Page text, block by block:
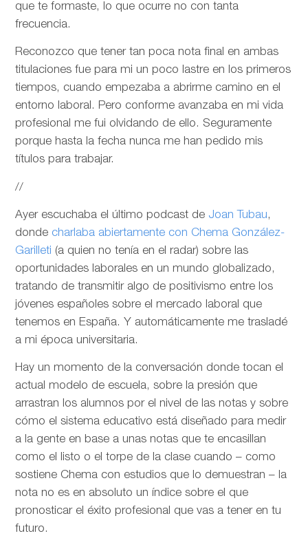
que te formaste, lo que ocurre no con tanta
frecuencia.
Reconozco que tener tan poca nota final en ambas
titulaciones fue para mi un poco lastre en los primeros
tiempos, cuando empezaba a abrirme camino en el
entorno laboral. Pero conforme avanzaba en mi vida
profesional me fui olvidando de ello. Seguramente
porque hasta la fecha nunca me han pedido mis
títulos para trabajar.
//
Ayer escuchaba el último podcast de Joan Tubau,
donde charlaba abiertamente con Chema González-
Garilleti (a quien no tenía en el radar) sobre las
oportunidades laborales en un mundo globalizado,
tratando de transmitir algo de positivismo entre los
jóvenes españoles sobre el mercado laboral que
tenemos en España. Y automáticamente me trasladé
a mi época universitaria.
Hay un momento de la conversación donde tocan el
actual modelo de escuela, sobre la presión que
arrastran los alumnos por el nivel de las notas y sobre
cómo el sistema educativo está diseñado para medir
a la gente en base a unas notas que te encasillan
como el listo o el torpe de la clase cuando – como
sostiene Chema con estudios que lo demuestran – la
nota no es en absoluto un índice sobre el que
pronosticar el éxito profesional que vas a tener en tu
futuro.